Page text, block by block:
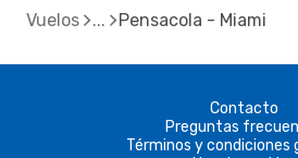
Vuelos Pensacola - Miami
Contacto
Preguntas
Términos y condiciones